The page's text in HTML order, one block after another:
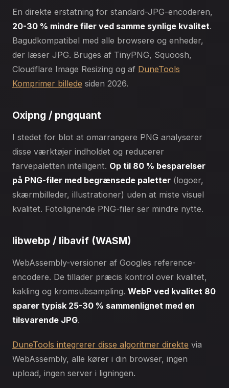
En direkte erstatning for standard-JPG-encoderen,
20-30 % mindre filer ved samme synlige kvalitet.
Bagudkompatibel med alle browsere og enheder,
der læser JPG. Bruges af TinyPNG, Squoosh,
Cloudflare Image Resizing og af DuneTools
Komprimer billede siden 2026.
Oxipng / pngquant
I stedet for blot at omarrangere PNG analyserer
disse værktøjer indholdet og reducerer
farvepaletten intelligent. Op til 80 % besparelser
på PNG-filer med begrænsede paletter (logoer,
skærmbilleder, illustrationer) uden at miste visuel
kvalitet. Fotolignende PNG-filer ser mindre nytte.
libwebp / libavif (WASM)
WebAssembly-versioner af Googles reference-
encodere. De tillader præcis kontrol over kvalitet,
kakling og kromsubsampling. WebP ved kvalitet 80
sparer typisk 25-30 % sammenlignet med en
tilsvarende JPG.
DuneTools integrerer disse algoritmer direkte via
WebAssembly, alle kører i din browser, ingen
upload, ingen server i ligningen.